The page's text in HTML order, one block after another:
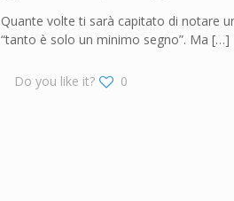
Quante volte ti sarà capitato di notare
“tanto è solo un minimo segno”. Ma […]
Do you like it? 0